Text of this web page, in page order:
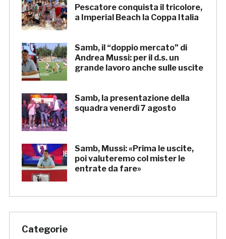
Pescatore conquista il tricolore,
a Imperial Beach la Coppa Italia
Samb, il “doppio mercato” di
Andrea Mussi: per il d.s. un
grande lavoro anche sulle uscite
Samb, la presentazione della
squadra venerdì 7 agosto
Samb, Mussi: «Prima le uscite,
poi valuteremo col mister le
entrate da fare»
Categorie